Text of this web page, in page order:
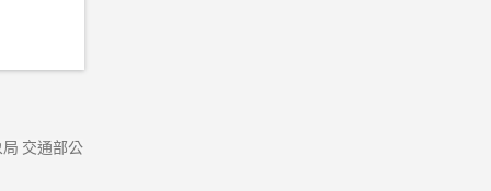
交通部公